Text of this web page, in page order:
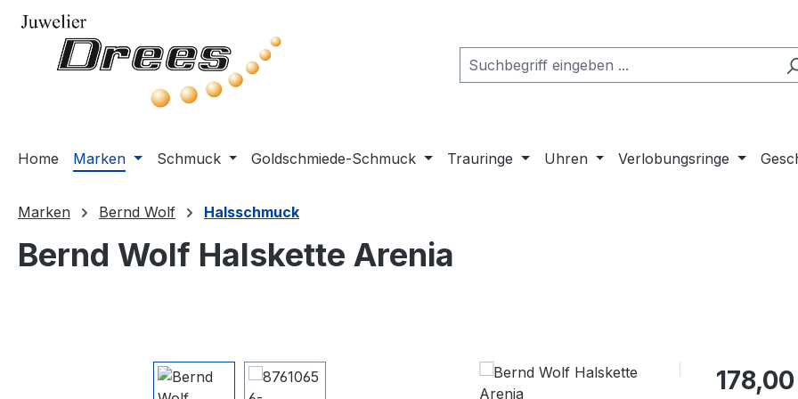
Hauptinhalt springen
Zur Suche springen
Zur Hauptnavigation springen
Home Marken Schmuck Goldschmiede-Schmuck Trauringe Uhren Verlobungsringe
Marken Bernd Wolf Halsschmuck
Bernd Wolf Halskette Arenia
Regulärer